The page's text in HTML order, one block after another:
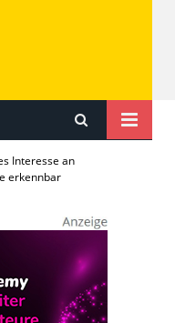
Interesse an
erkennbar